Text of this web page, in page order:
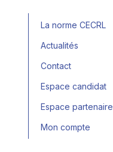
La norme CECRL
Actualités
Contact
Espace candidat
Espace partenaire
Mon compte